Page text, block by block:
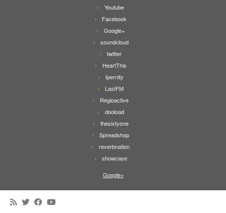
Youtube
Facebook
Google+
soundcloud
twitter
HeartThis
Ipernity
LastFM
Regioactive
dooload
thesixtyone
Spreadshop
reverbnation
showcase
Google+